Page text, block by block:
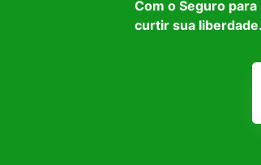
Com o Seguro
curtir sua liberdade.